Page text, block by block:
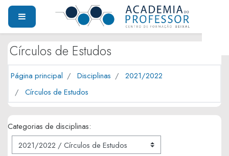
Ir para o conteúdo principal
PAINEL LATERAL
Círculos de Estudos
Página principal Disciplinas
2021/2022
Círculos de Estudos
Categorias de disciplinas: